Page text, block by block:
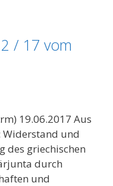
/ 17 vom
19.06.2017 Aus
und
des griechischen
durch
und